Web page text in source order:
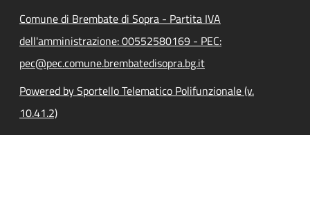
Comune di Brembate di Sopra - Partita IVA
dell'amministrazione: 00552580169 - PEC:
pec@pec.comune.brembatedisopra.bg.it
Powered by Sportello Telematico Polifunzionale (v.
10.41.2)